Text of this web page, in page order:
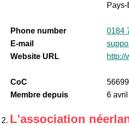
Phone number
0184
E-mail
Website URL
http://
CoC
Membre depuis
6
L'association